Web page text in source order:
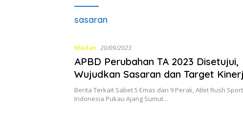
sasaran
Medan 20/09/2023
APBD Perubahan TA 2023 Disetujui,
Wujudkan Sasaran dan Target
Prioritas Pembangunan Kota
Berita Terkait Sabet 5 Emas dan 9 Perak, Atlet Rush Sport
Indonesia Pukau Ajang Sumut…